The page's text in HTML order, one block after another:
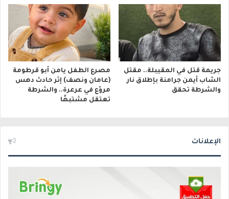
جريمة قتل في المقيبلة.. مقتل
الشاب أيمن جرامنة بإطلاق نار
والشرطة تحقق
مصرع الطفل يامن أبو قرطومة
(عامان ونصف) إثر حادث دهس
مروّع في عرعرة.. والشرطة
تعتقل مشتبهًا
الإعلانات